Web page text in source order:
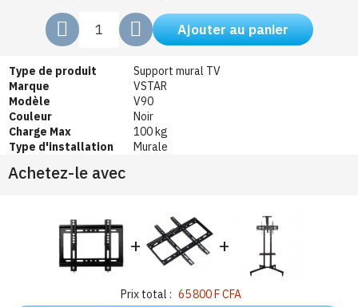
Ajouter au panier
Type de produit
Support mural TV
Marque
VSTAR
Modèle
V90
Couleur
Noir
Charge Max
100 kg
Type d'installation
Murale
Achetez-le avec
+ +
Prix total : 65 800 F CFA